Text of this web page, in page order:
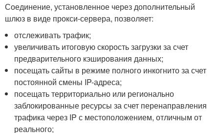
Соединение, установленное через дополнительный
шлюз в виде прокси-сервера, позволяет:
отслеживать трафик;
увеличивать итоговую скорость загрузки за счет
предварительного кэширования данных;
посещать сайты в режиме полного инкогнито за счет
постоянной смены IP-адреса;
посещать территориально или регионально
заблокированные ресурсы за счет перенаправления
трафика через IP с местоположением, отличным от
реального;